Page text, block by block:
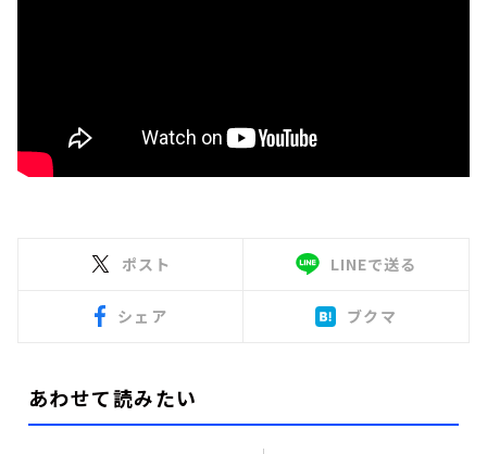
ポスト LINEで送る
シェア ブクマ
あわせて読みたい